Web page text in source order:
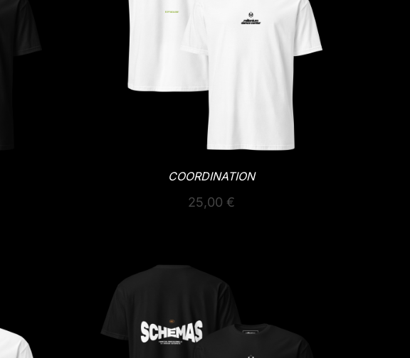
COORDINATION
25,00 €